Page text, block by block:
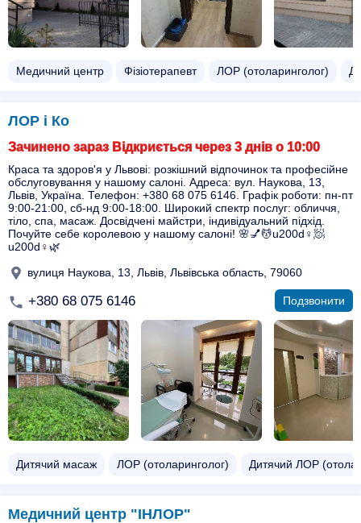
Медичний центр Фізіотерапевт ЛОР (отоларинголог)
ЛОР і Ко
Зачинено зараз Відкриється через 3 днів о 10:00
Краса та здоров'я у Львові: розкішний відпочинок та професійне
обслуговування у нашому салоні. Адреса: вул. Наукова, 13,
Львів, Україна. Телефон: +380 68 075 6146. Графік роботи: пн-пт
9:00-21:00, сб-нд 9:00-18:00. Широкий спектр послуг: обличчя,
тіло, спа, масаж. Досвідчені майстри, індивідуальний підхід.
Почуйте себе королевою у нашому салоні! 🌸💅💆u200d♀️🧖
u200d♀️🌿
вулиця Наукова, 13, Львів, Львівська область, 79060
+380 68 075 6146 Подзвонити
Дитячий масаж ЛОР (отоларинголог) Дитячий ЛОР
Медичний центр "ІНЛОР"